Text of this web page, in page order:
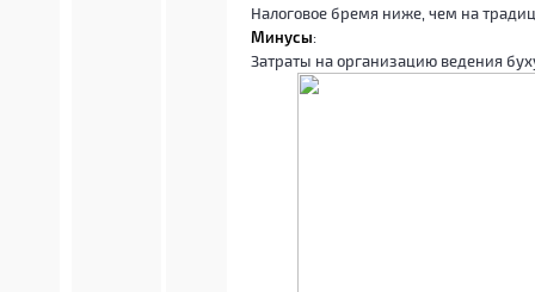
Налоговое бремя ниже, чем на
Минусы:
Затраты на организацию ведения